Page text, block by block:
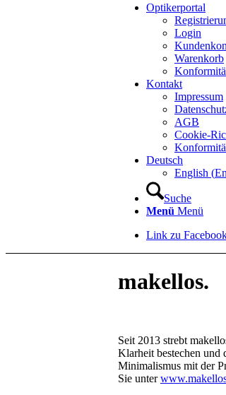
Optikerportal
Login
Warenkorb
Kontakt
Impressum
AGB
Cookie-
Deutsch
English (
Suche
Menü Menü
Link zu
makellos.
Seit 2013 strebt
Klarheit bestechen und
Minimalismus mit der
Sie unter